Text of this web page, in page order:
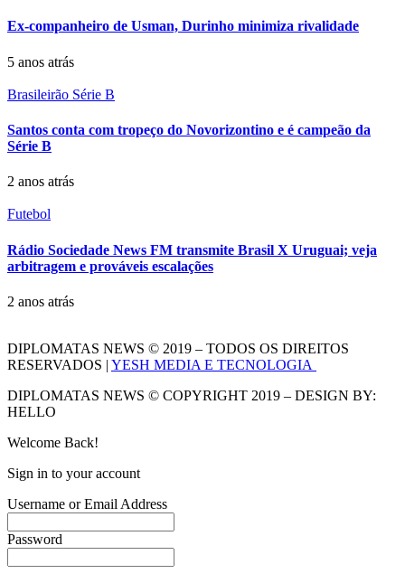
Ex-companheiro de Usman, Durinho minimiza rivalidade
5 anos atrás
Brasileirão Série B
Santos conta com tropeço do Novorizontino e é campeão da
Série B
2 anos atrás
Futebol
Rádio Sociedade News FM transmite Brasil X Uruguai; veja
arbitragem e prováveis escalações
2 anos atrás
DIPLOMATAS NEWS © 2019 – TODOS OS DIREITOS
RESERVADOS | YESH MEDIA E TECNOLOGIA
DIPLOMATAS NEWS © COPYRIGHT 2019 – DESIGN BY:
HELLO
Welcome Back!
Sign in to your account
Username or Email Address
Password